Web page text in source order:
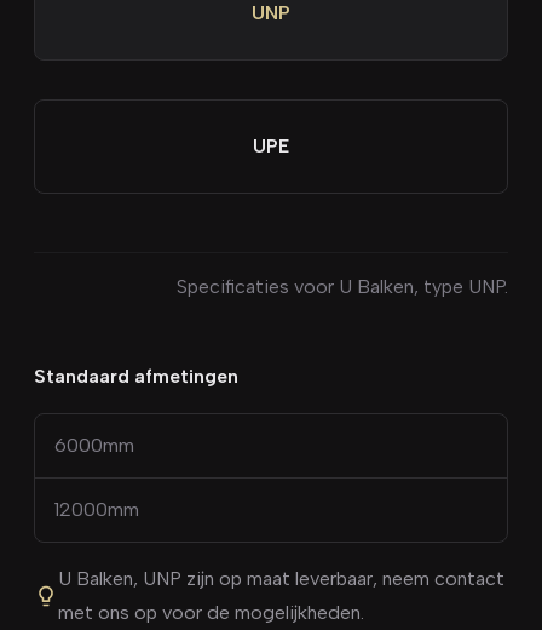
UNP
UPE
Specificaties voor U Balken, type UNP.
Standaard afmetingen
6000mm
12000mm
U Balken, UNP zijn op maat leverbaar, neem contact
met ons op voor de mogelijkheden.